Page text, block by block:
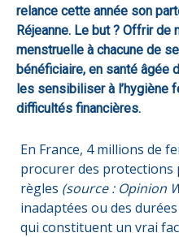
relance cette année son
Réjeanne. Le but ? Offrir de
menstruelle à chacune de
bénéficiaire, en santé âgée
les sensibiliser à l’hygiène
difficultés financières.
En France, 4 millions de
procurer des
règles (source : Opinion
inadaptées ou des
qui constituent un vrai